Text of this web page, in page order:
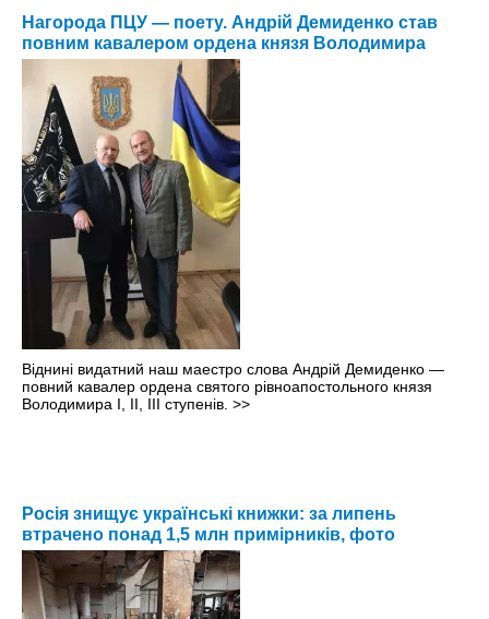
Нагорода ПЦУ — поету. Андрій Демиденко став
повним кавалером ордена князя Володимира
Віднині видатний наш маестро слова Андрій Демиденко —
повний кавалер ордена святого рівноапостольного князя
Володимира І, ІІ, ІІІ ступенів. >>
Росія знищує українські книжки: за липень
втрачено понад 1,5 млн примірників, фото